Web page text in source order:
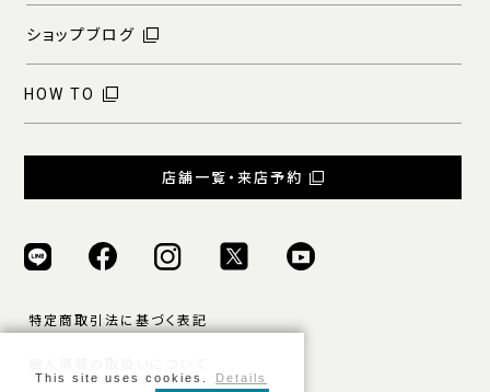
ショップブログ
HOW TO
店舗一覧・来店予約
特定商取引法に基づく表記
This site uses cookies. Details